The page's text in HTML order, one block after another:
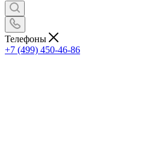
Телефоны
+7 (499) 450-46-86